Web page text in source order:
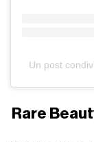
Un post
Rare